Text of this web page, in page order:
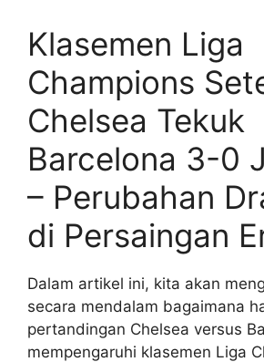
Klasemen Liga
Champions
Chelsea Tekuk
Barcelona 3-0
– Perubahan
di Persaingan
Dalam artikel ini, kita akan
secara mendalam bagaimana
pertandingan Chelsea versus
mempengaruhi klasemen Liga